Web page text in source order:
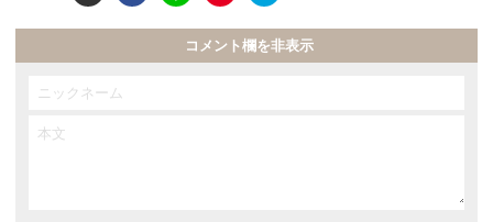
コメント欄を非表示